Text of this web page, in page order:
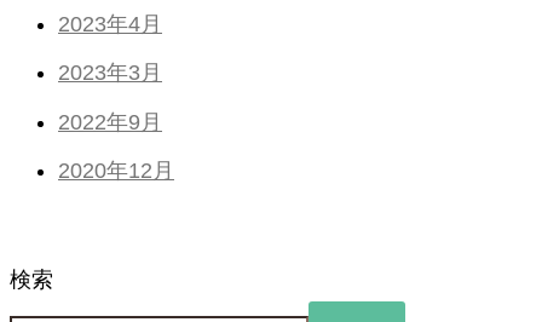
2023年4月
2023年3月
2022年9月
2020年12月
検索